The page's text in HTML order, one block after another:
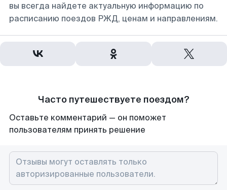
вы всегда найдете актуальную информацию по
расписанию поездов РЖД, ценам и направлениям.
Часто путешествуете поездом?
Оставьте комментарий — он поможет
пользователям принять решение